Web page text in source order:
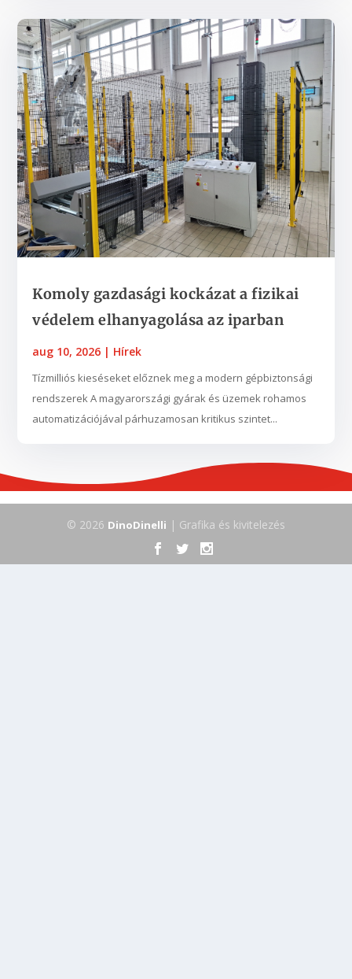
Komoly gazdasági kockázat a fizikai
védelem elhanyagolása az iparban
aug 10, 2026 | Hírek
Tízmilliós kieséseket előznek meg a modern gépbiztonsági
rendszerek A magyarországi gyárak és üzemek rohamos
automatizációjával párhuzamosan kritikus szintet...
© 2026 DinoDinelli | Grafika és kivitelezés